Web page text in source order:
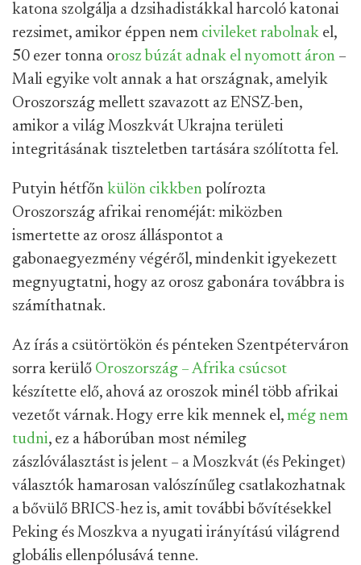
katona szolgálja a dzsihadistákkal harcoló katonai
rezsimet, amikor éppen nem civileket rabolnak el,
50 ezer tonna orosz búzát adnak el nyomott áron –
Mali egyike volt annak a hat országnak, amelyik
Oroszország mellett szavazott az ENSZ-ben,
amikor a világ Moszkvát Ukrajna területi
integritásának tiszteletben tartására szólította fel.
Putyin hétfőn külön cikkben polírozta
Oroszország afrikai renoméját: miközben
ismertette az orosz álláspontot a
gabonaegyezmény végéről, mindenkit igyekezett
megnyugtatni, hogy az orosz gabonára továbbra is
számíthatnak.
Az írás a csütörtökön és pénteken Szentpéterváron
sorra kerülő Oroszország – Afrika csúcsot
készítette elő, ahová az oroszok minél több afrikai
vezetőt várnak. Hogy erre kik mennek el, még nem
tudni, ez a háborúban most némileg
zászlóválasztást is jelent – a Moszkvát (és Pekinget)
választók hamarosan valószínűleg csatlakozhatnak
a bővülő BRICS-hez is, amit további bővítésekkel
Peking és Moszkva a nyugati irányítású világrend
globális ellenpólusává tenne.